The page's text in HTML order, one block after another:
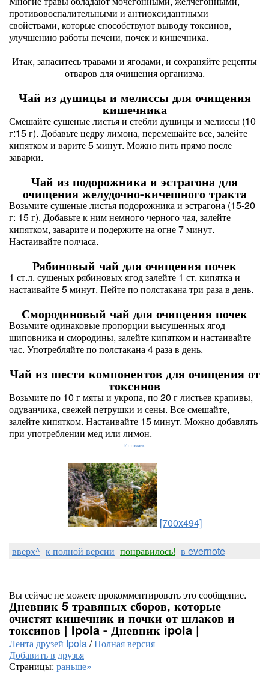
противовоспалительными и антиоксидантными
свойствами, которые способствуют выводу токсинов,
улучшению работы печени, почек и кишечника.
Итак, запаситесь травами и ягодами, и сохраняйте рецепты
отваров для очищения организма.
Чай из душицы и мелиссы для очищения
кишечника
Смешайте сушеные листья и стебли душицы и мелиссы (10
г:15 г). Добавьте цедру лимона, перемешайте все, залейте
кипятком и варите 5 минут. Можно пить прямо после
заварки.
Чай из подорожника и эстрагона для
очищения желудочно-кичешного тракта
Возьмите сушеные листья подорожника и эстрагона (15-20
г: 15 г). Добавьте к ним немного черного чая, залейте
кипятком, заварите и подержите на огне 7 минут.
Настаивайте полчаса.
Рябиновый чай для очищения почек
1 ст.л. сушеных рябиновых ягод залейте 1 ст. кипятка и
настаивайте 5 минут. Пейте по полстакана три раза в день.
Смородиновый чай для очищения почек
Возьмите одинаковые пропорции высушенных ягод
шиповника и смородины, залейте кипятком и настаивайте
час. Употребляйте по полстакана 4 раза в день.
Чай из шести компонентов для очищения от
токсинов
Возьмите по 10 г мяты и укропа, по 20 г листьев крапивы,
одуванчика, свежей петрушки и сены. Все смешайте,
залейте кипятком. Настаивайте 15 минут. Можно добавлять
при употреблении мед или лимон.
Источник
[700x494]
вверх^ к полной версии понравилось! в evernote
Вы сейчас не можете прокомментировать это сообщение.
Дневник 5 травяных сборов, которые
очистят кишечник и почки от шлаков и
токсинов | Ipola - Дневник ipola |
Лента друзей Ipola/Полная версия
Добавить в друзья
Страницы: раньше»